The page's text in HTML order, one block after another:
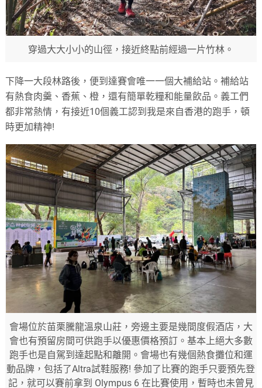
穿過大大小小的山徑，接近終點前經過一片竹林。
下降一大段林路後，便到達賽會唯一一個大補給站。補給站
有熱食肉羹、香蕉、橙，還有簡單乾糧和能量飲品。義工們
都非常熱情，有接近10個義工認到我是來自香港的跑手，頓
時更加精神!
會場位於苗栗騰龍溫泉山莊，旁邊主要是幾間度假酒店，大
會也有預留房間可供跑手以優惠價格預訂。基本上絕大多數
跑手也是自駕到達起點和離開。會場也有幾個熱食攤位和運
動品牌，包括了Altra試鞋服務! 參加了比賽的跑手只要預先登
記，就可以賽前拿到 Olympus 6 在比賽使用，暫時也未曾見